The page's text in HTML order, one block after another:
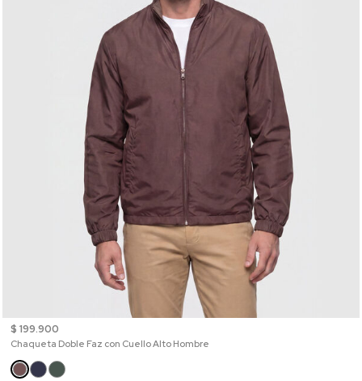
$ 199.900
Chaqueta Doble Faz con Cuello Alto Hombre